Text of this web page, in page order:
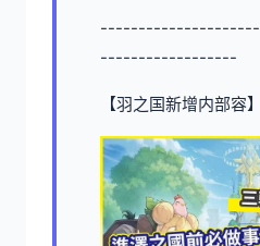
------------------
【羽之国新增内部容】